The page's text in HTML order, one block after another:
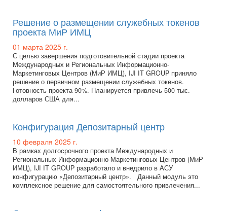
Решение о размещении служебных токенов
проекта МиР ИМЦ
01 марта 2025 г.
С целью завершения подготовительной стадии проекта
Международных и Региональных Информационно-
Маркетинговых Центров (МиР ИМЦ), IJI IT GROUP приняло
решение о первичном размещении служебных токенов.
Готовность проекта 90%. Планируется привлечь 500 тыс.
долларов США для...
Конфигурация Депозитарный центр
10 февраля 2025 г.
В рамках долгосрочного проекта Международных и
Региональных Информационно-Маркетинговых Центров (МиР
ИМЦ), IJI IT GROUP разработало и внедрило в АСУ
конфигурацию «Депозитарный центр». Данный модуль это
комплексное решение для самостоятельного привлечения...